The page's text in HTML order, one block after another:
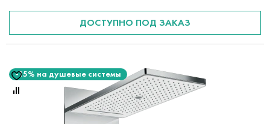
ДОСТУПНО ПОД ЗАКАЗ
-15% на душевые системы